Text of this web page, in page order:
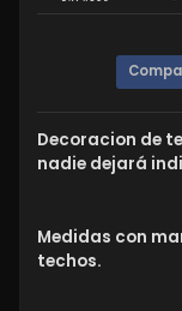
Decoracion de
nadie dejará
Medidas con
techos.